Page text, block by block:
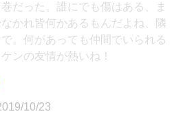
だった。誰にでも傷はある、ま
かれ皆何かあるもんだよね、隣
。何があっても仲間でいられる
ンの友情が熱いね！
10/23